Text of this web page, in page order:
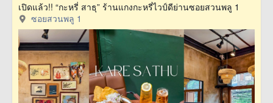
เปิดแล้ว!! “กะหรี่ สาธุ” ร้านแกงกะหรี่ไวป์ดีย่านซอยสวนพลู 1
ซอยสวนพลู 1